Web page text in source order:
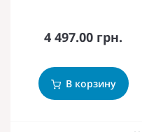
4 497.00 грн.
В корзину